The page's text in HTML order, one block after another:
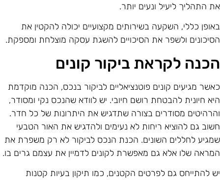
התהליך ליעיל ונעים יותר.
כללי, השקעה בשירותים מקצועיים יכולה להקטין את
ולשפר את הסיכויים להשגת עסקה מוצלחת ומספקת.
לקראת ביקור קונים
מגיעים קונים פוטנציאליים לביקור בנכס, הכנה מוקדמת
חיונית להבטחת רושם חיובי. יש לוודא שהנכס נקי ומסודר,
מסודרים בצורה שתדגיש את היתרונות של כל חדר.
גם להוציא ריחות לא נעימים ולהדגיש את האור הטבעי
לחללים השונים. הכנת הנכס לביקור לא רק משפרת את
שלו אלא גם מאפשרת לקונים לדמיין את עצמם גרים בו.
להתייחס גם לפרטים הקטנים, כמו תיקון בעיות קטנות